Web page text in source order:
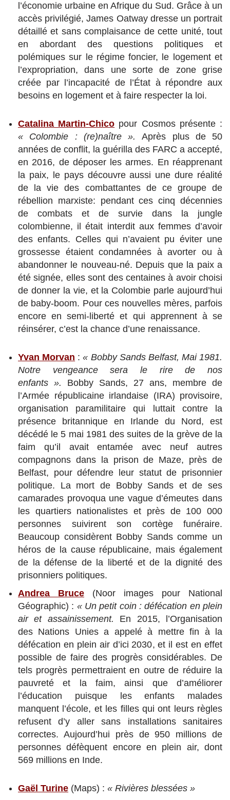
l’économie urbaine en Afrique du Sud. Grâce à un
accès privilégié, James Oatway dresse un portrait
détaillé et sans complaisance de cette unité, tout
en abordant des questions politiques et
polémiques sur le régime foncier, le logement et
l’expropriation, dans une sorte de zone grise
créée par l’incapacité de l’État à répondre aux
besoins en logement et à faire respecter la loi.
Catalina Martin-Chico pour Cosmos présente :
« Colombie : (re)naître ». Après plus de 50
années de conflit, la guérilla des FARC a accepté,
en 2016, de déposer les armes. En réapprenant
la paix, le pays découvre aussi une dure réalité
de la vie des combattantes de ce groupe de
rébellion marxiste: pendant ces cinq décennies
de combats et de survie dans la jungle
colombienne, il était interdit aux femmes d’avoir
des enfants. Celles qui n’avaient pu éviter une
grossesse étaient condamnées à avorter ou à
abandonner le nouveau-né. Depuis que la paix a
été signée, elles sont des centaines à avoir choisi
de donner la vie, et la Colombie parle aujourd’hui
de baby-boom. Pour ces nouvelles mères, parfois
encore en semi-liberté et qui apprennent à se
réinsérer, c’est la chance d’une renaissance.
Yvan Morvan :« Bobby Sands Belfast, Mai 1981.
Notre vengeance sera le rire de nos
enfants ». Bobby Sands, 27 ans, membre de
l’Armée républicaine irlandaise (IRA) provisoire,
organisation paramilitaire qui luttait contre la
présence britannique en Irlande du Nord, est
décédé le 5 mai 1981 des suites de la grève de la
faim qu’il avait entamée avec neuf autres
compagnons dans la prison de Maze, près de
Belfast, pour défendre leur statut de prisonnier
politique. La mort de Bobby Sands et de ses
camarades provoqua une vague d’émeutes dans
les quartiers nationalistes et près de 100 000
personnes suivirent son cortège funéraire.
Beaucoup considèrent Bobby Sands comme un
héros de la cause républicaine, mais également
de la défense de la liberté et de la dignité des
prisonniers politiques.
Andrea Bruce (Noor images pour National
Géographic) : « Un petit coin : défécation en plein
air et assainissement. En 2015, l’Organisation
des Nations Unies a appelé à mettre fin à la
défécation en plein air d’ici 2030, et il est en effet
possible de faire des progrès considérables. De
tels progrès permettraient en outre de réduire la
pauvreté et la faim, ainsi que d’améliorer
l’éducation puisque les enfants malades
manquent l’école, et les filles qui ont leurs règles
refusent d’y aller sans installations sanitaires
correctes. Aujourd’hui près de 950 millions de
personnes défèquent encore en plein air, dont
569 millions en Inde.
Gaël Turine (Maps) : « Rivières blessées »